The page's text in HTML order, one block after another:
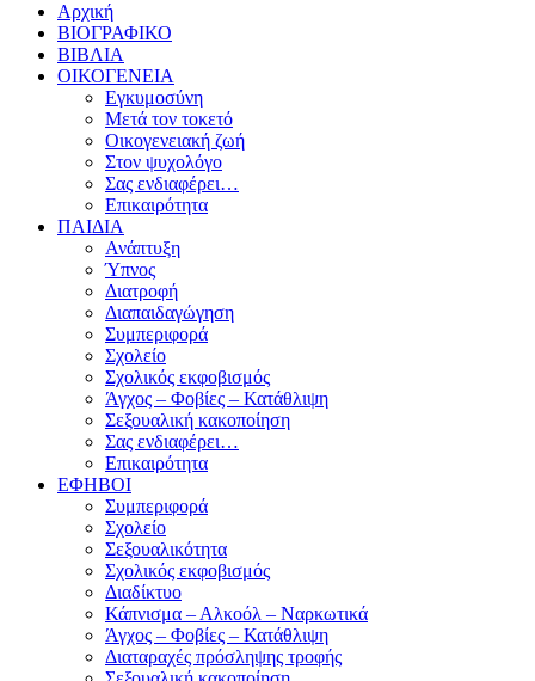
Αρχική
ΒΙΟΓΡΑΦΙΚΟ
ΒΙΒΛΙΑ
ΟΙΚΟΓΕΝΕΙΑ
Εγκυμοσύνη
Μετά τον τοκετό
Οικογενειακή ζωή
Στον ψυχολόγο
Σας ενδιαφέρει…
Επικαιρότητα
ΠΑΙΔΙΑ
Ανάπτυξη
Ύπνος
Διατροφή
Διαπαιδαγώγηση
Συμπεριφορά
Σχολείο
Σχολικός εκφοβισμός
Άγχος – Φοβίες – Κατάθλιψη
Σεξουαλική κακοποίηση
Σας ενδιαφέρει…
Επικαιρότητα
ΕΦΗΒΟΙ
Συμπεριφορά
Σχολείο
Σεξουαλικότητα
Σχολικός εκφοβισμός
Διαδίκτυο
Κάπνισμα – Αλκοόλ – Ναρκωτικά
Άγχος – Φοβίες – Κατάθλιψη
Διαταραχές πρόσληψης τροφής